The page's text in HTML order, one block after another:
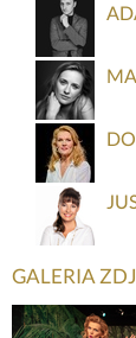
GALERIA